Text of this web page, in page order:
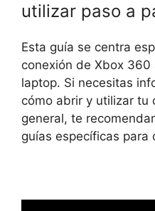
utilizar paso a
Esta guía se centra
conexión de Xbox
laptop. Si necesitas
cómo abrir y utilizar tu
general, te
guías específicas para